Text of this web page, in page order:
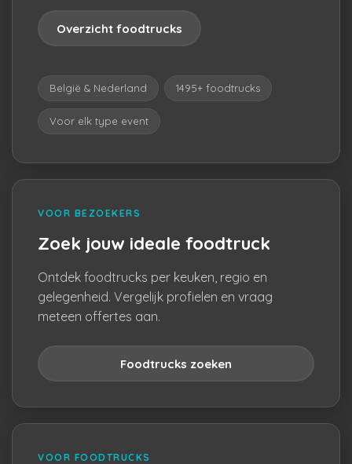
Overzicht foodtrucks
België & Nederland 1495+ foodtrucks
Voor elk type event
VOOR BEZOEKERS
Zoek jouw ideale foodtruck
Ontdek foodtrucks per keuken, regio en
gelegenheid. Vergelijk profielen en vraag
meteen offertes aan.
Foodtrucks zoeken
VOOR FOODTRUCKS